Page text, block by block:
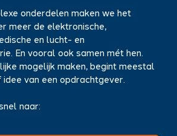
onderdelen maken we het
meer de elektronische,
en lucht- en
En vooral ook samen mét hen.
mogelijk maken, begint meestal
van een opdrachtgever.
naar: